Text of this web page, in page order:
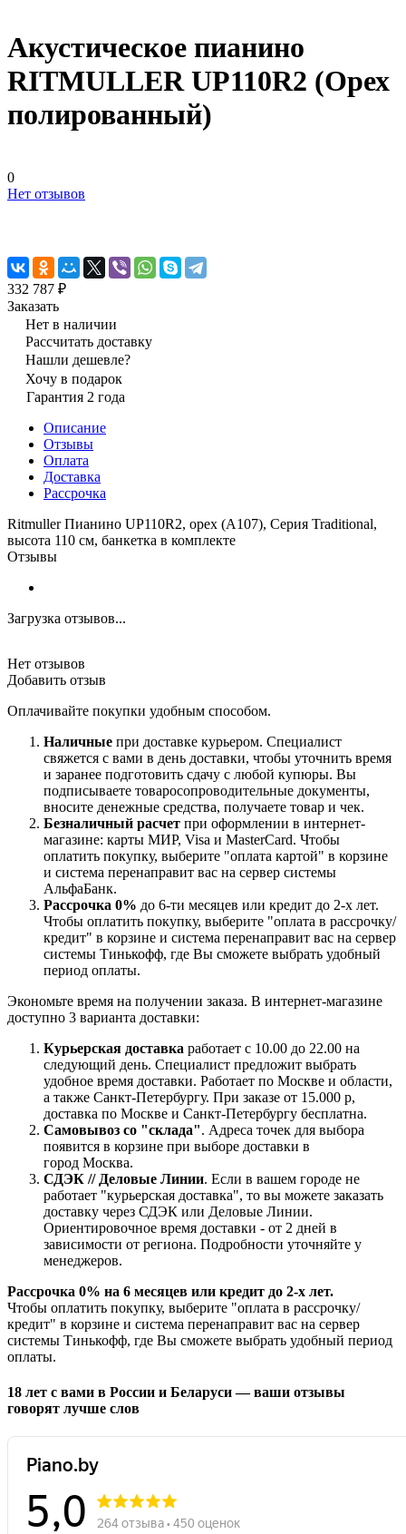
Акустическое пианино
RITMULLER UP110R2 (Орех
полированный)
0
Нет отзывов
332 787 ₽
Заказать
Нет в наличии
Рассчитать доставку
Нашли дешевле?
Хочу в подарок
Гарантия 2 года
Описание
Отзывы
Оплата
Доставка
Рассрочка
Ritmuller Пианино UP110R2, орех (A107), Серия Traditional,
высота 110 см, банкетка в комплекте
Отзывы
Загрузка отзывов...
Нет отзывов
Добавить отзыв
Оплачивайте покупки удобным способом.
Наличные при доставке курьером. Специалист
свяжется с вами в день доставки, чтобы уточнить время
и заранее подготовить сдачу с любой купюры. Вы
подписываете товаросопроводительные документы,
вносите денежные средства, получаете товар и чек.
Безналичный расчет при оформлении в интернет-
магазине: карты МИР, Visa и MasterCard. Чтобы
оплатить покупку, выберите "оплата картой" в корзине
и система перенаправит вас на сервер системы
АльфаБанк.
Рассрочка 0% до 6-ти месяцев или кредит до 2-х лет.
Чтобы оплатить покупку, выберите "оплата в рассрочку/
кредит" в корзине и система перенаправит вас на сервер
системы Тинькофф, где Вы сможете выбрать удобный
период оплаты.
Экономьте время на получении заказа. В интернет-магазине
доступно 3 варианта доставки:
Курьерская доставка работает с 10.00 до 22.00 на
следующий день. Специалист предложит выбрать
удобное время доставки. Работает по Москве и области,
а также Санкт-Петербургу. При заказе от 15.000 р,
доставка по Москве и Санкт-Петербургу бесплатна.
Самовывоз со "склада". Адреса точек для выбора
появится в корзине при выборе доставки в
город Москва.
СДЭК // Деловые Линии. Если в вашем городе не
работает "курьерская доставка", то вы можете заказать
доставку через СДЭК или Деловые Линии.
Ориентировочное время доставки - от 2 дней в
зависимости от региона. Подробности уточняйте у
менеджеров.
Рассрочка 0% на 6 месяцев или кредит до 2-х лет.
Чтобы оплатить покупку, выберите "оплата в рассрочку/
кредит" в корзине и система перенаправит вас на сервер
системы Тинькофф, где Вы сможете выбрать удобный период
оплаты.
18 лет с вами в России и Беларуси — ваши отзывы
говорят лучше слов